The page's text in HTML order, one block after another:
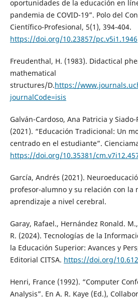
oportunidades de la educación en
pandemia de COVID-19”. Polo del
Científico-Profesional, 5(1), 394-404.
https://doi.org/10.23857/pc.v5i1.1946
Freudenthal, H. (1983). Didactical
mathematical
structures/D.https://
journalCode=isis
Galván-Cardoso, Ana Patricia y
(2021). “Educación Tradicional: Un
centrado en el estudiante”.
https://doi.org/10.35381/
García, Andrés (2021).
profesor-alumno y su relación con la
aprendizaje a nivel cerebral.
Garay, Rafael., Hernández Ronald.
R. (2024). Tecnologías de la
la Educación Superior: Avances y
Editorial CITSA. https://doi.org/
Henri, France (1992). “Computer
Analysis”. En A. R. Kaye (Ed.),